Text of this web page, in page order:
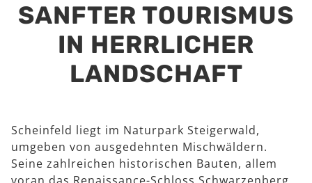
SANFTER TOURISMUS
IN HERRLICHER
LANDSCHAFT
Scheinfeld liegt im Naturpark Steigerwald,
umgeben von ausgedehnten Mischwäldern.
Seine zahlreichen historischen Bauten, allem